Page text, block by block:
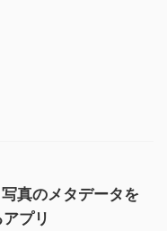
真のメタデータを
プリ